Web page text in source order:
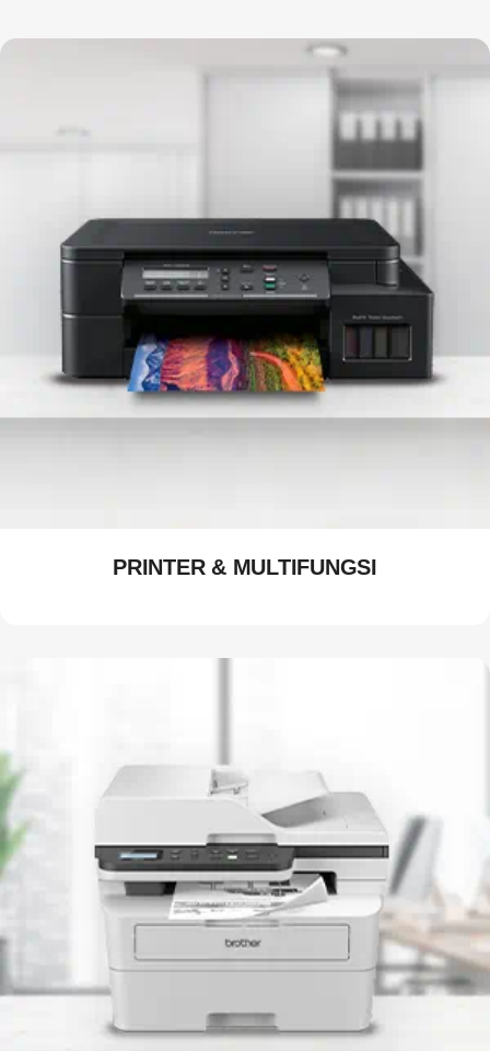
PRINTER & MULTIFUNGSI